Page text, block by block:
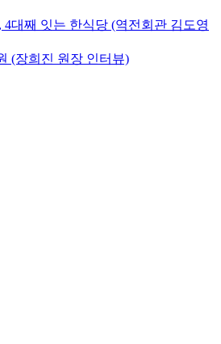
4대째 잇는 한식당 (역전회관 김도영
(장희진 원장 인터뷰)